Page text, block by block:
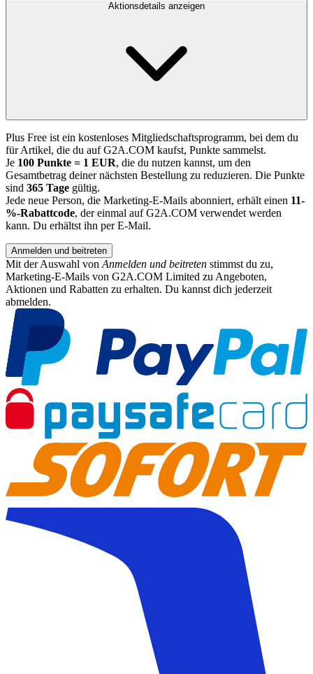
Aktionsdetails anzeigen
Plus Free ist ein kostenloses Mitgliedschaftsprogramm, bei dem du
für Artikel, die du auf G2A.COM kaufst, Punkte sammelst.
Je 100 Punkte = 1 EUR, die du nutzen kannst, um den
Gesamtbetrag deiner nächsten Bestellung zu reduzieren. Die Punkte
sind 365 Tage gültig.
Jede neue Person, die Marketing-E-Mails abonniert, erhält einen 11-
%-Rabattcode, der einmal auf G2A.COM verwendet werden
kann. Du erhältst ihn per E-Mail.
Anmelden und beitreten
Mit der Auswahl von Anmelden und beitreten stimmst du zu,
Marketing-E-Mails von G2A.COM Limited zu Angeboten,
Aktionen und Rabatten zu erhalten. Du kannst dich jederzeit
abmelden.